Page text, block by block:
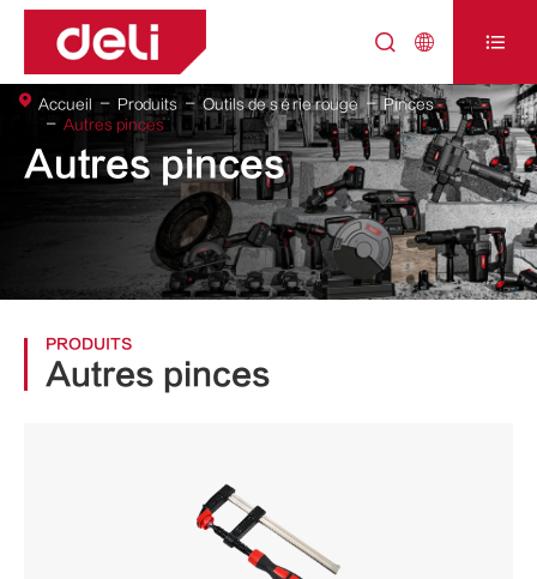
  
Autres pinces
Accueil Produits Outils de série rouge
Pinces
Autres pinces
PRODUITS
Autres pinces